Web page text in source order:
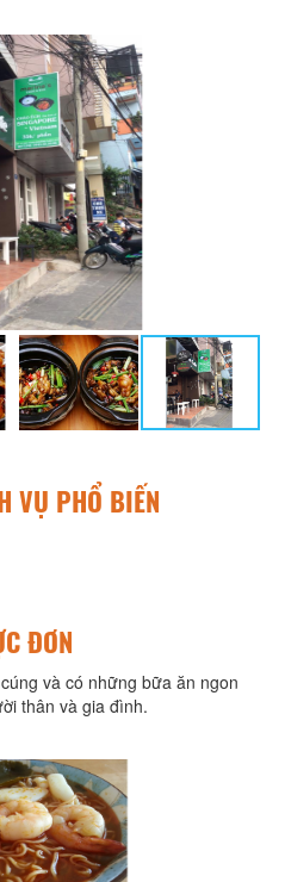
VỤ PHỔ BIẾN
ĐƠN
và có những bữa ăn ngon
thân và gia đình.